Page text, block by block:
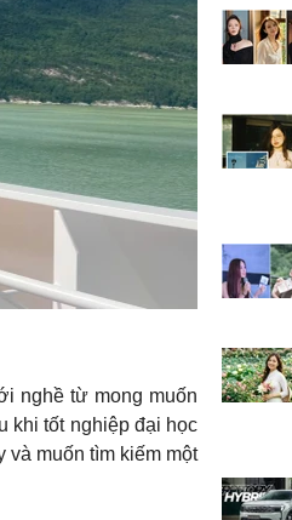
nghề từ mong muốn
khi tốt nghiệp đại học
và muốn tìm kiếm một